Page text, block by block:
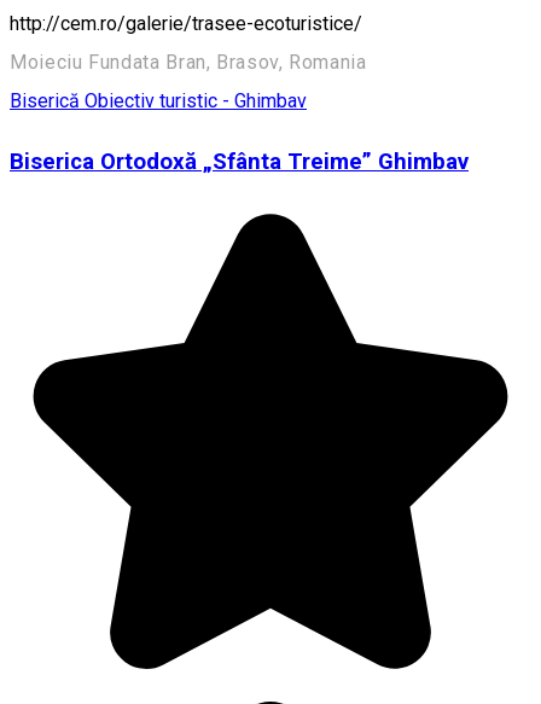
http://cem.ro/galerie/trasee-ecoturistice/
Moieciu Fundata Bran, Brasov, Romania
Biserică Obiectiv turistic - Ghimbav
Biserica Ortodoxă „Sfânta Treime” Ghimbav